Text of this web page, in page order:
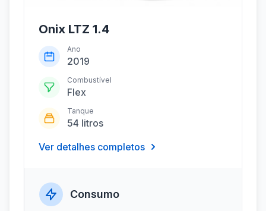
Onix LTZ 1.4
Ano
2019
Combustível
Flex
Tanque
54 litros
Ver detalhes completos
Consumo